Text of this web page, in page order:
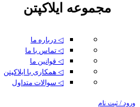
مجموعه ایلاکپتن
◁ درباره ما
◁ تماس با ما
◁ قوانین ما
◁ همکاری با ایلاکپتن
◁ سوالات متداول
ورود / ثبت نام